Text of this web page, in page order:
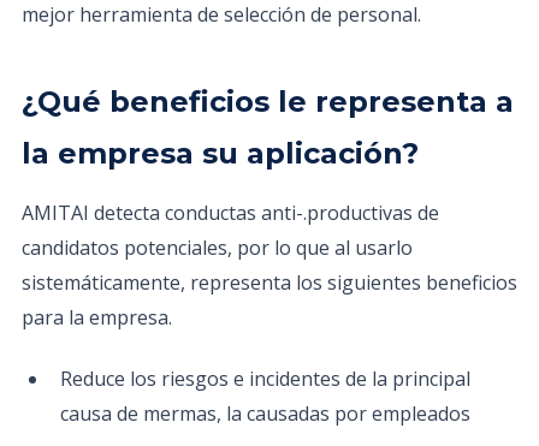
mejor herramienta de selección de personal.
¿Qué beneficios le representa a
la empresa su aplicación?
AMITAI detecta conductas anti-.productivas de
candidatos potenciales, por lo que al usarlo
sistemáticamente, representa los siguientes beneficios
para la empresa.
Reduce los riesgos e incidentes de la principal
causa de mermas, la causadas por empleados